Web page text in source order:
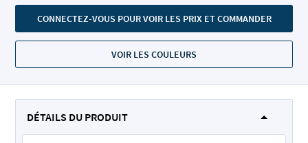
CONNECTEZ-VOUS POUR VOIR LES PRIX ET COMMANDER
VOIR LES COULEURS
DÉTAILS DU PRODUIT